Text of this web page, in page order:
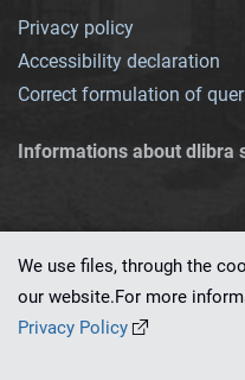
Privacy policy
Accessibility declaration
Correct formulation of
Informations about dlibra
This service runs on
We use files, through the
our website.For more
Privacy Policy